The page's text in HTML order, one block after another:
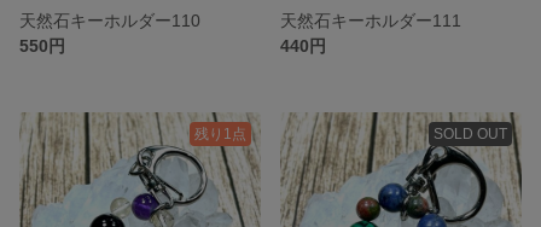
天然石キーホルダー110
550円
天然石キーホルダー111
440円
残り1点 SOLD OUT